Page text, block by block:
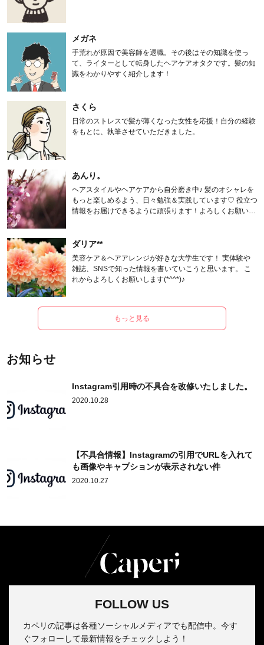
メガネ
手荒れが原因で美容師を退職。その後はその知識を使っ
て、ライターとして転身したヘアケアオタクです。髪の知
識をわかりやすく紹介します！
さくら
日常のストレスで髪が薄くなった女性を応援！自分の経験
をもとに、執筆させていただきました。
あんり。
ヘアスタイルやヘアケアから自分磨き中♪ 髪のオシャレを
もっと楽しめるよう、日々勉強＆実践しています♡ 役立つ
情報をお届けできるように頑張ります！よろしくお願いし
ダリア**
美容ケア＆ヘアアレンジが好きな大学生です！ 実体験や
雑誌、SNSで知った情報を書いていこうと思います。 こ
れからよろしくお願いします(*^^*)♪
もっと見る
お知らせ
Instagram引用時の不具合を改修いたしました。
2020.10.28
【不具合情報】Instagramの引用でURLを入れて
も画像やキャプションが表示されない件
2020.10.27
FOLLOW US
カペリの記事は各種ソーシャルメディアでも配信中。今す
ぐフォローして最新情報をチェックしよう！